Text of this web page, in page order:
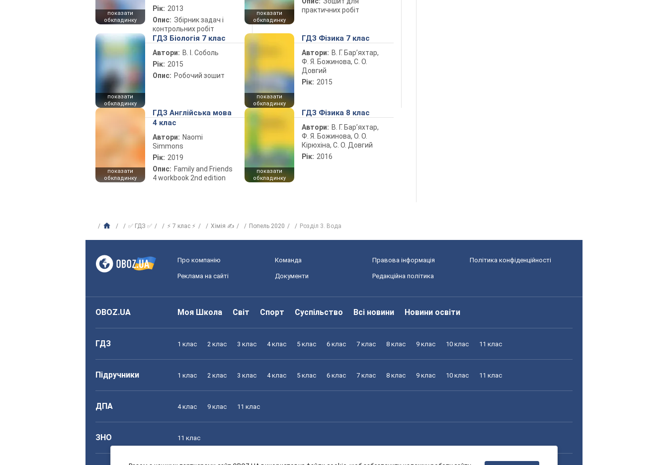
показати
обкладинку
Рік: 2013
Опис: Збірник задач і
контрольних робіт
показати
обкладинку
практичних робіт
показати
обкладинку
ГДЗ Біологія 7 клас
Автори: В. І. Соболь
Рік: 2015
Опис: Робочий зошит
показати
обкладинку
ГДЗ Фізика 7 клас
Автори: В. Г. Бар’яхтар,
Ф. Я. Божинова, С. О.
Довгий
Рік: 2015
показати
обкладинку
ГДЗ Англійська мова
4 клас
Автори: Naomi
Simmons
Рік: 2019
Опис: Family and Friends
4 workbook 2nd edition
показати
обкладинку
ГДЗ Фізика 8 клас
Автори: В. Г. Бар’яхтар,
Ф. Я. Божинова, О. О.
Кірюхіна, С. О. Довгий
Рік: 2016
✅ ГДЗ ✅ ⚡ 7 клас ⚡ Хімія ✍ Попель 2020 Розділ 3. Вода
Про компанію Команда Правова інформація Політика конфіденційності
Реклама на сайті Документи Редакційна політика
OBOZ.UA Моя Школа Світ Спорт Суспільство Всі новини Новини освіти
ГДЗ 1 клас 2 клас 3 клас 4 клас 5 клас 6 клас 7 клас 8 клас 9 клас 10 клас 11 клас
Підручники 1 клас 2 клас 3 клас 4 клас 5 клас 6 клас 7 клас 8 клас 9 клас 10 клас 11 клас
ДПА 4 клас 9 клас 11 клас
ЗНО 11 клас